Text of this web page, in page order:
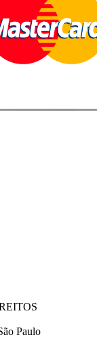
Paulo